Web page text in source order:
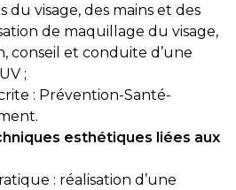
du visage, des mains et des
de maquillage du visage,
conseil et conduite d’une
;
: Prévention-Santé-
esthétiques liées aux
: réalisation d’une